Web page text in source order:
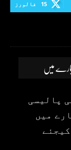
15 فالورز
میں
پالیسی
میں